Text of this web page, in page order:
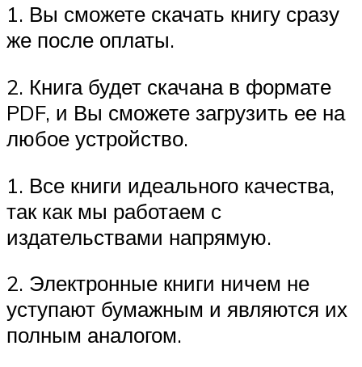
1. Вы сможете скачать книгу сразу
же после оплаты.
2. Книга будет скачана в формате
PDF, и Вы сможете загрузить ее на
любое устройство.
1. Все книги идеального качества,
так как мы работаем с
издательствами напрямую.
2. Электронные книги ничем не
уступают бумажным и являются их
полным аналогом.